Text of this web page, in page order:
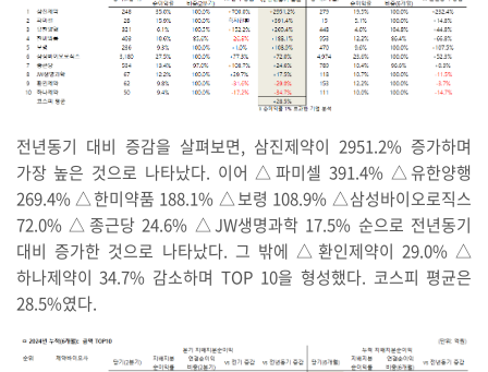
전년동기 대비 증감을 살펴보면, 삼진제약이 2951.2% 증가하며
가장 높은 것으로 나타났다. 이어 △파미셀 391.4% △유한양행
269.4% △한미약품 188.1% △보령 108.9% △삼성바이오로직스
72.0% △종근당 24.6% △JW생명과학 17.5% 순으로 전년동기
대비 증가한 것으로 나타났다. 그 밖에 △환인제약이 29.0% △
하나제약이 34.7% 감소하며 TOP 10을 형성했다. 코스피 평균은
28.5%였다.